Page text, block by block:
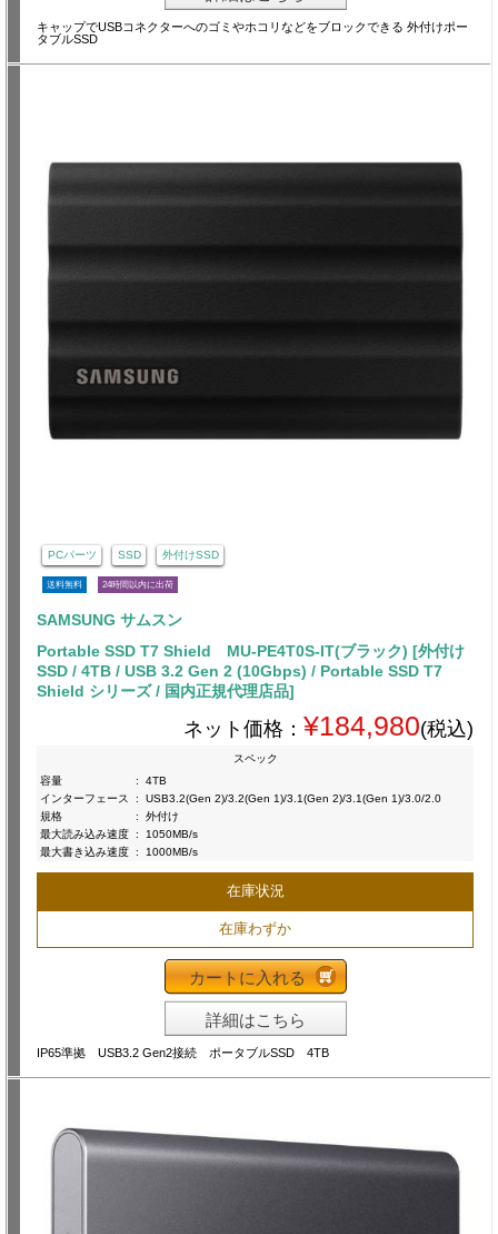
キャップでUSBコネクターへのゴミやホコリなどをブロックできる 外付けポー
タブルSSD
PCパーツ SSD 外付けSSD
送料無料 24時間以内に出荷
SAMSUNG サムスン
Portable SSD T7 Shield MU-PE4T0S-IT(ブラック) [外付け
SSD / 4TB / USB 3.2 Gen 2 (10Gbps) / Portable SSD T7
Shield シリーズ / 国内正規代理店品]
ネット価格： ¥184,980(税込)
スペック
容量
:
4TB
インターフェース
:
USB3.2(Gen 2)/3.2(Gen 1)/3.1(Gen 2)/3.1(Gen 1)/3.0/2.0
規格
:
外付け
最大読み込み速度 :
1050MB/s
最大書き込み速度 : 1000MB/s
在庫状況
在庫わずか
カートに入れる
詳細はこちら
IP65準拠 USB3.2 Gen2接続 ポータブルSSD 4TB